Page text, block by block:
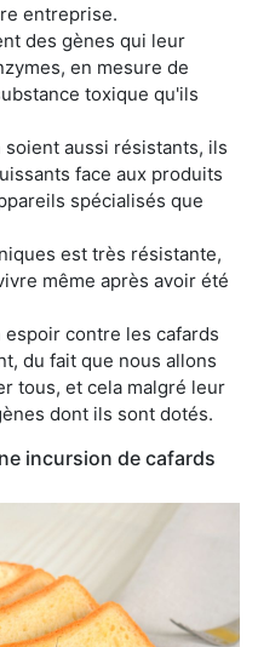
entreprise.
des gènes qui leur
en mesure de
toxique qu'ils
aussi résistants, ils
face aux produits
spécialisés que
est très résistante,
même après avoir été
espoir contre les cafards
du fait que nous allons
tous, et cela malgré leur
dont ils sont dotés.
incursion de cafards